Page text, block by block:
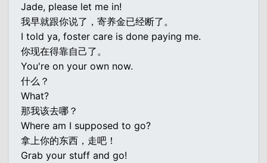
Jade, please let me in!
我早就跟你说了，寄养金已经断了。
I told ya, foster care is done paying me.
你现在得靠自己了。
You're on your own now.
什么？
What?
那我该去哪？
Where am I supposed to go?
拿上你的东西，走吧！
Grab your stuff and go!